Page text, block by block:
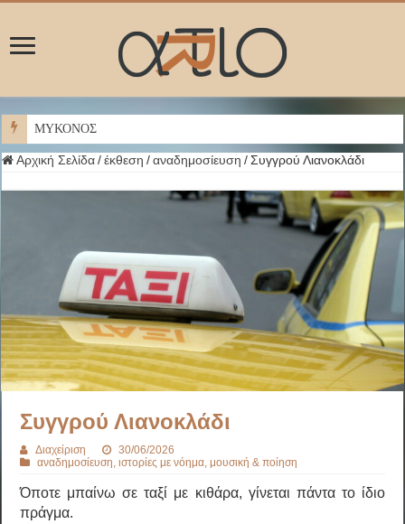
ΜΥΚΟΝΟΣ
Αρχική Σελίδα / έκθεση / αναδημοσίευση / Συγγρού Λιανοκλάδι
Συγγρού Λιανοκλάδι
Διαχείριση
30/06/2026
αναδημοσίευση,ιστορίες με νόημα,μουσική & ποίηση
Όποτε μπαίνω σε ταξί με κιθάρα, γίνεται πάντα το ίδιο
πράγμα.